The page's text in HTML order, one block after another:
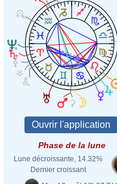
Phase de la lune
Lune décroissante, 14.32%
Dernier croissant